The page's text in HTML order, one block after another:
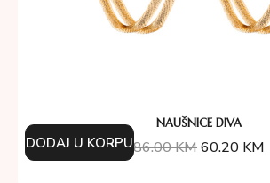
NAUŠNICE DIVA
86.00KM60.20 KM
DODAJ U KORPU